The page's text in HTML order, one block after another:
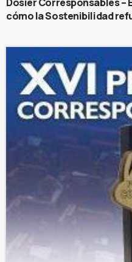
cómo la Sostenibilidad